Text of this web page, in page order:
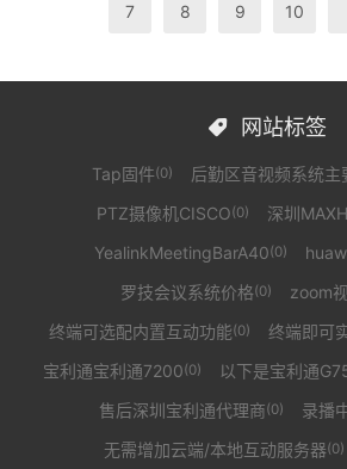
7 8 9 10
 网站标签
Tap固件(0) 后勤区音视频系统主
PTZ摄像机CISCO(0) 深圳
YealinkMeetingBarA40(0)
罗技会议系统价格(0) zoom
终端可选配内置互动功能(0) 终端即可
宝利通宝利通7200(0) 以下是宝利通
售后深圳宝利通代理商(0) 录播
无需增加云端/本地互动服务器(0)